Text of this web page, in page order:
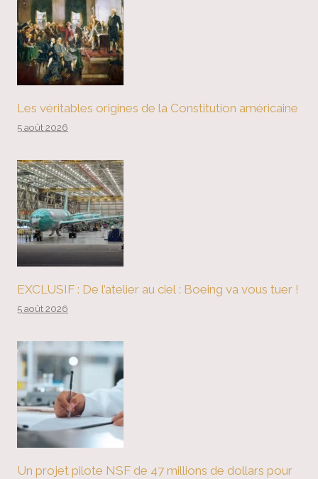
Les véritables origines de la Constitution américaine
5 août 2026
EXCLUSIF : De l’atelier au ciel : Boeing va vous tuer !
5 août 2026
Un projet pilote NSF de 47 millions de dollars pour